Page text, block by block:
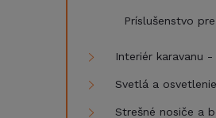
Príslušenstvo
Interiér karavanu
Svetlá a osvetlenie
Strešné nosiče a